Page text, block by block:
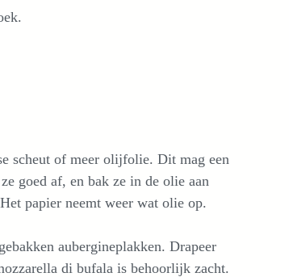
scheut of meer olijfolie. Dit mag een
goed af, en bak ze in de olie aan
papier neemt weer wat olie op.
aubergineplakken. Drapeer
di bufala is behoorlijk zacht.